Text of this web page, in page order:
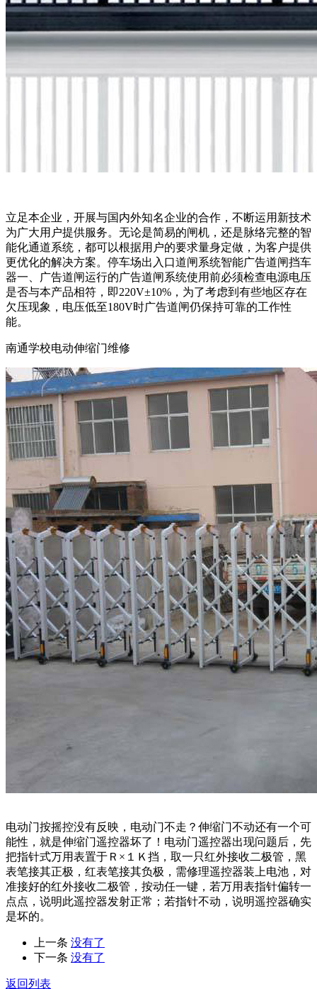
立足本企业，开展与国内外知名企业的合作，不断运用新技术
为广大用户提供服务。无论是简易的闸机，还是脉络完整的智
能化通道系统，都可以根据用户的要求量身定做，为客户提供
更优化的解决方案。停车场出入口道闸系统智能广告道闸挡车
器一、广告道闸运行的广告道闸系统使用前必须检查电源电压
是否与本产品相符，即220V±10%，为了考虑到有些地区存在
欠压现象，电压低至180V时广告道闸仍保持可靠的工作性
能。
南通学校电动伸缩门维修
电动门按摇控没有反映，电动门不走？伸缩门不动还有一个可
能性，就是伸缩门遥控器坏了！电动门遥控器出现问题后，先
把指针式万用表置于Ｒ×１Ｋ挡，取一只红外接收二极管，黑
表笔接其正极，红表笔接其负极，需修理遥控器装上电池，对
准接好的红外接收二极管，按动任一键，若万用表指针偏转一
点点，说明此遥控器发射正常；若指针不动，说明遥控器确实
是坏的。
上一条 没有了
下一条 没有了
返回列表